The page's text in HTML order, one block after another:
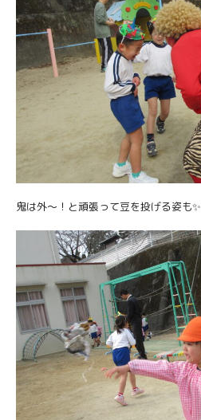
鬼は外〜！と頑張って豆を投げる姿も✨